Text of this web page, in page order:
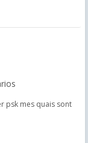
psk mes quais sont